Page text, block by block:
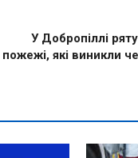
У Добропіллі
пожежі, які виникли